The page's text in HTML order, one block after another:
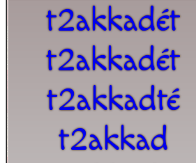
t2akkadét
t2akkadét
t2akkadté
t2akkad